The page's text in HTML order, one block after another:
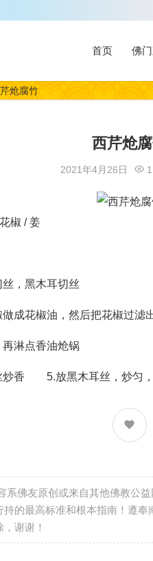
首页 佛
炝腐竹
西芹炝
2021年4月26日
椒 / 姜
，黑木耳切丝
花椒油，然后把花椒过滤
淋点香油炝锅
香 5.放黑木耳丝，炒匀，
系佛友原创或来自其他佛教公
的最高标准和根本指南！遵
谢谢！